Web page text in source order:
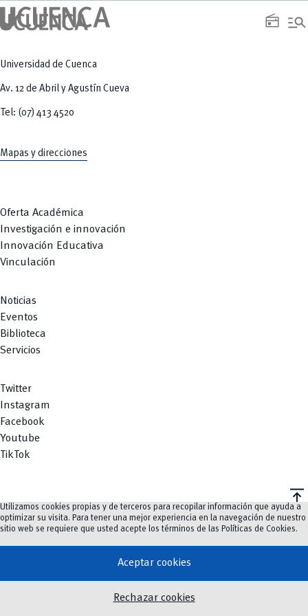
radio manage_search
Universidad de Cuenca
Av. 12 de Abril y Agustín Cueva
Tel: (07) 413 4520
Mapas y direcciones
Oferta Académica
Investigación e innovación
Innovación Educativa
Vinculación
Noticias
Eventos
Biblioteca
Servicios
Twitter
Instagram
Facebook
Youtube
TikTok
vertical_align_top
©2023-2026UCuenca.
Utilizamos cookies propias y de terceros para recopilar información que ayuda a
optimizar su visita. Para tener una mejor experiencia en la navegación de nuestro
sitio web se requiere que usted acepte los términos de las Políticas de Cookies.
Aceptar cookies
Rechazar cookies